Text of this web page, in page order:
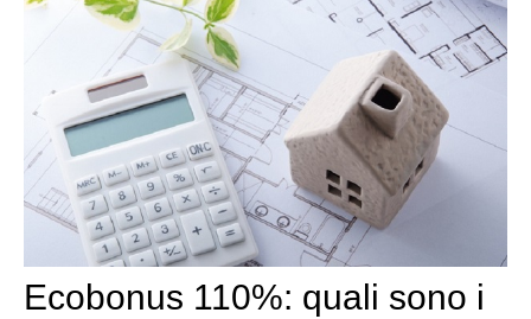
Ecobonus 110%: quali sono i